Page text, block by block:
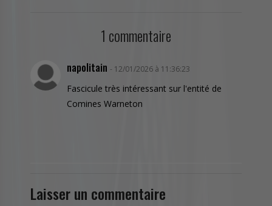
1 commentaire
napolitain - 12/01/2026 à 11:36:23
Fascicule très intéressant sur l'entité de
Comines Warneton
Laisser un commentaire